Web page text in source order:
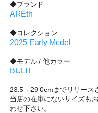
◆ブランド
AREth
◆コレクション
2025 Early Model
◆モデル / 他カラー
BULIT
23.5～29.0cmまでリリース
当店の在庫にないサイズも
わせ下さい。